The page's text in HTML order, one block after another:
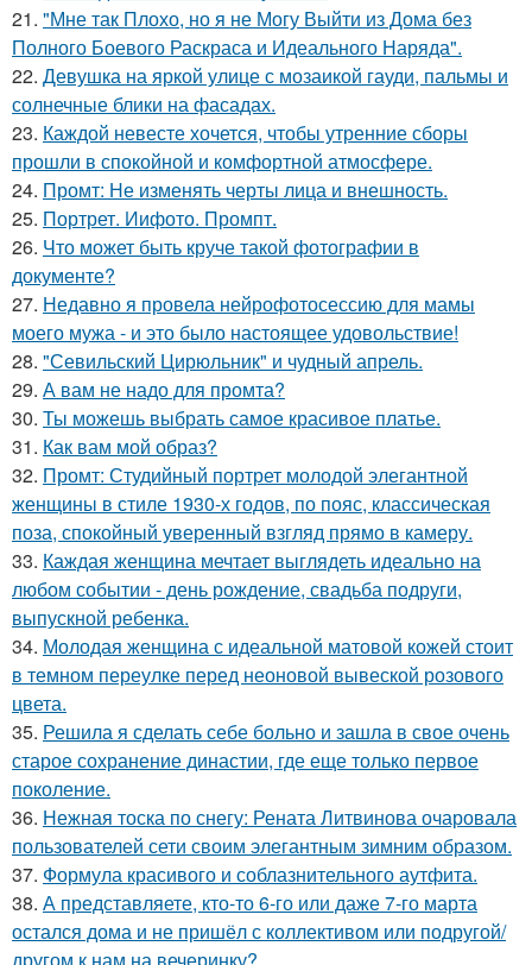
21. "Мне так Плохо, но я не Могу Выйти из Дома без
Полного Боевого Раскраса и Идеального Наряда".
22. Девушка на яркой улице с мозаикой гауди, пальмы и
солнечные блики на фасадах.
23. Каждой невесте хочется, чтобы утренние сборы
прошли в спокойной и комфортной атмосфере.
24. Промт: Не изменять черты лица и внешность.
25. Портрет. Иифото. Промпт.
26. Что может быть круче такой фотографии в
документе?
27. Недавно я провела нейрофотосессию для мамы
моего мужа - и это было настоящее удовольствие!
28. "Севильский Цирюльник" и чудный апрель.
29. А вам не надо для промта?
30. Ты можешь выбрать самое красивое платье.
31. Как вам мой образ?
32. Промт: Студийный портрет молодой элегантной
женщины в стиле 1930-х годов, по пояс, классическая
поза, спокойный уверенный взгляд прямо в камеру.
33. Каждая женщина мечтает выглядеть идеально на
любом событии - день рождение, свадьба подруги,
выпускной ребенка.
34. Молодая женщина с идеальной матовой кожей стоит
в темном переулке перед неоновой вывеской розового
цвета.
35. Решила я сделать себе больно и зашла в свое очень
старое сохранение династии, где еще только первое
поколение.
36. Нежная тоска по снегу: Рената Литвинова очаровала
пользователей сети своим элегантным зимним образом.
37. Формула красивого и соблазнительного аутфита.
38. А представляете, кто-то 6-го или даже 7-го марта
остался дома и не пришёл с коллективом или подругой/